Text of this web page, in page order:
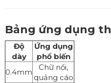
Bảng ứng dụng
Độ
dày
Ứng dụng
phổ biến
0.4mm
Chữ nổi,
quảng cáo